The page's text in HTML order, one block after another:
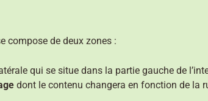
compose de deux zones :
qui se situe dans la partie gauche de
dont le contenu changera en fonction de la